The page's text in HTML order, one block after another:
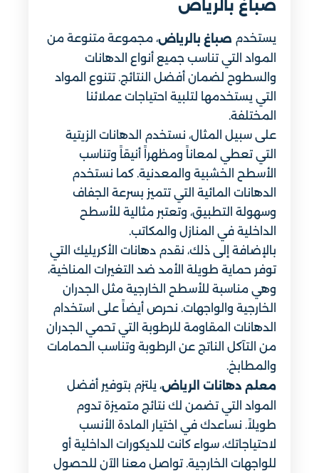
صباغ بالرياض
يستخدم صباغ بالرياض، مجموعة متنوعة من
المواد التي تناسب جميع أنواع الدهانات
والسطوح لضمان أفضل النتائج. تتنوع المواد
التي يستخدمها لتلبية احتياجات عملائنا
المختلفة.
على سبيل المثال، نستخدم الدهانات الزيتية
التي تعطي لمعاناً ومظهراً أنيقاً وتناسب
الأسطح الخشبية والمعدنية. كما نستخدم
الدهانات المائية التي تتميز بسرعة الجفاف
وسهولة التطبيق، وتعتبر مثالية للأسطح
الداخلية في المنازل والمكاتب.
بالإضافة إلى ذلك، نقدم دهانات الأكريليك التي
توفر حماية طويلة الأمد ضد التغيرات المناخية،
وهي مناسبة للأسطح الخارجية مثل الجدران
الخارجية والواجهات. نحرص أيضاً على استخدام
الدهانات المقاومة للرطوبة التي تحمي الجدران
من التآكل الناتج عن الرطوبة وتناسب الحمامات
والمطابخ.
معلم دهانات الرياض، يلتزم بتوفير أفضل
المواد التي تضمن لك نتائج متميزة تدوم
طويلاً. نساعدك في اختيار المادة الأنسب
لاحتياجاتك، سواء كانت للديكورات الداخلية أو
للواجهات الخارجية. تواصل معنا الآن للحصول